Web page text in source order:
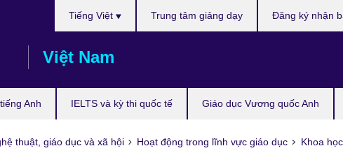
Việt Nam
Anh IELTS và kỳ thi quốc tế Giáo dục Vương quốc Anh
Tiếng Việt Trung tâm giảng dạy Đăng ký nhận
thuật, giáo dục và xã hội Hoạt động trong lĩnh vực giáo dục Khoa